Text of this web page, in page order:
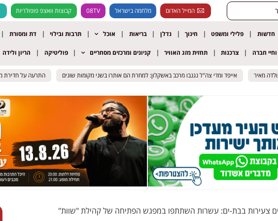
המייל האדום מלחמה בישראל 08TV קבוצות וואצפ פופולריות
חדשות פלילי ומשפט חינוך נדלן בריאות אוכל תרבות ובילוי דת ומסורת
חברה צרכנות תחזית מזג האוויר קניונים ומרכזים מסחריים פוליטיקה הריון ולידה
אייפד ומדי צה"ל נגנבו מרכב באשקלון: למחרת הם אותרו בשני מקומות שונים
אייפד ומדי צה"ל נגנבו מרכב באשקלון: למחרת הם אותרו בשני מקומות שונים התרעה על חדירת
התרעה על חדירת
צעירות בבת-ים: עשרות השתתפו במפגש הפתיחה של קהילת "שוות"